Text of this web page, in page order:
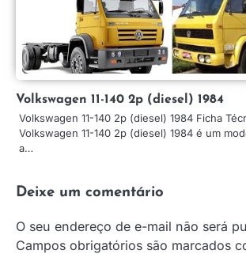
Volkswagen 11-140 2p (diesel) 1984
Volkswagen 11-140 2p (diesel) 1984 Ficha
Volkswagen 11-140 2p (diesel) 1984 é um
a…
Deixe um comentário
O seu endereço de e-mail não será
Campos obrigatórios são marcados